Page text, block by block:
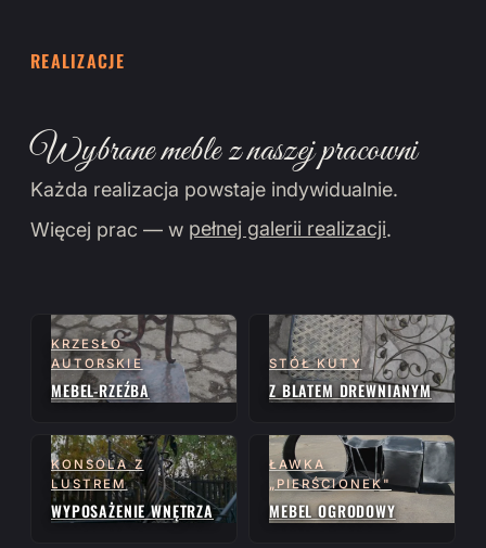
REALIZACJE
Wybrane meble z naszej pracowni
Każda realizacja powstaje indywidualnie.
Więcej prac — w pełnej galerii realizacji.
KRZESŁO
AUTORSKIE
MEBEL-RZEŹBA
STÓŁ KUTY
Z BLATEM DREWNIANYM
KONSOLA Z
LUSTREM
WYPOSAŻENIE WNĘTRZA
ŁAWKA
„PIERŚCIONEK"
MEBEL OGRODOWY